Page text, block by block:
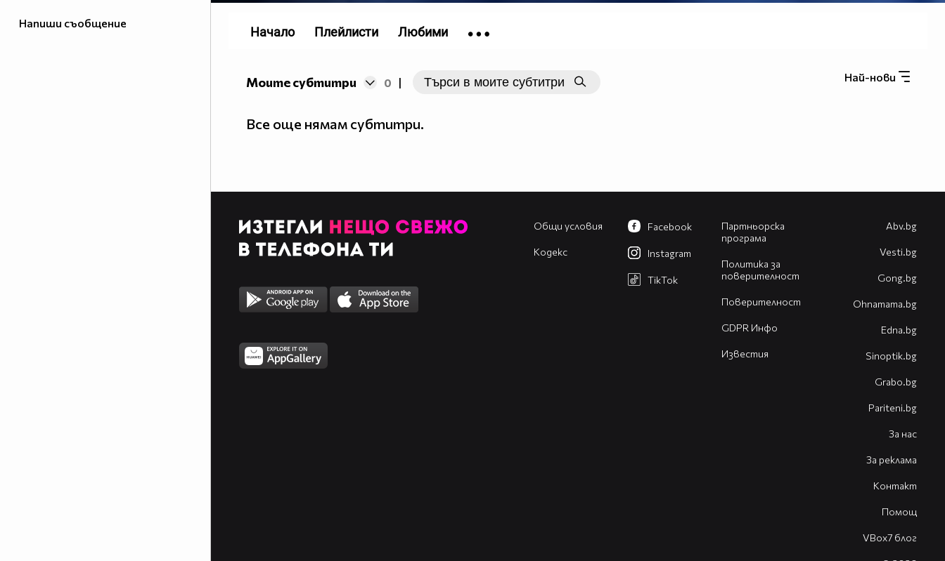
Напиши съобщение
Моите субтитри 0 | Най-нови
Все още нямам субтитри.
Начало Плейлисти Любими
Общи условия
Кодекс
Партньорска
програма
Политика за
поверителност
Поверителност
GDPR Инфо
Известия
Facebook
Instagram
TikTok
Abv.bg
Vesti.bg
Gong.bg
Оhnamama.bg
Edna.bg
Sinoptik.bg
Grabo.bg
Pariteni.bg
За нас
За реклама
Контакт
Помощ
VBox7 блог